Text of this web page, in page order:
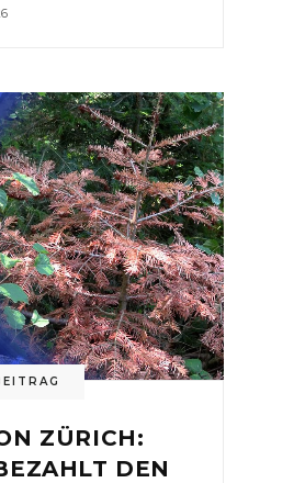
ZÜRICH:
DEN